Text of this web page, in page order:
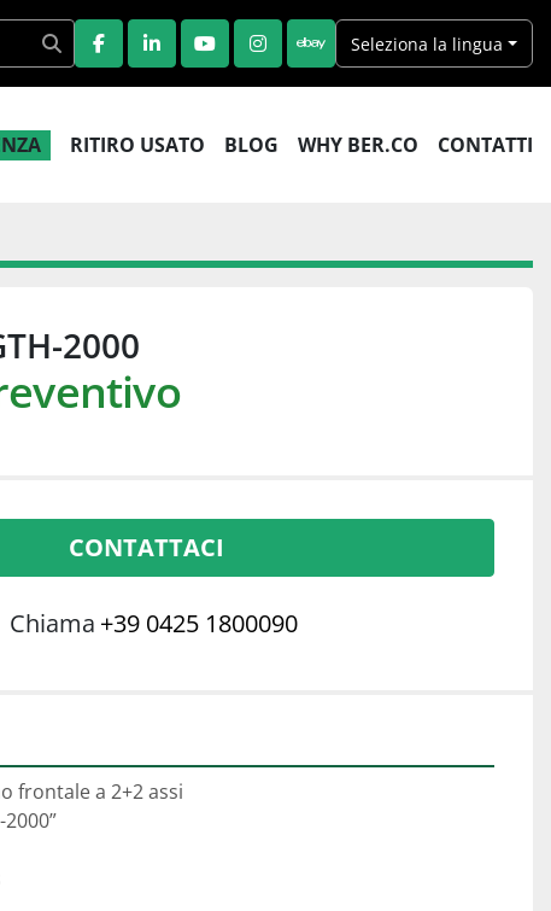
FACEBOOK
LINKEDINYOUTUBEINSTAGRAM
EBAYSeleziona la lingua
RITIRO USATO BLOG WHY BER.CO CONTATTI
2000
CONTATTACI
Chiama +39 0425 1800090
frontale a 2+2 assi